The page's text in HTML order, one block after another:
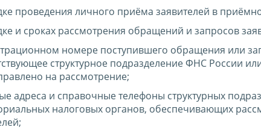
проведения личного приёма заявителей в
и сроках рассмотрения обращений и запросов
номере поступившего обращения или
структурное подразделение ФНС России
на рассмотрение;
адреса и справочные телефоны структурных
налоговых органов, обеспечивающих